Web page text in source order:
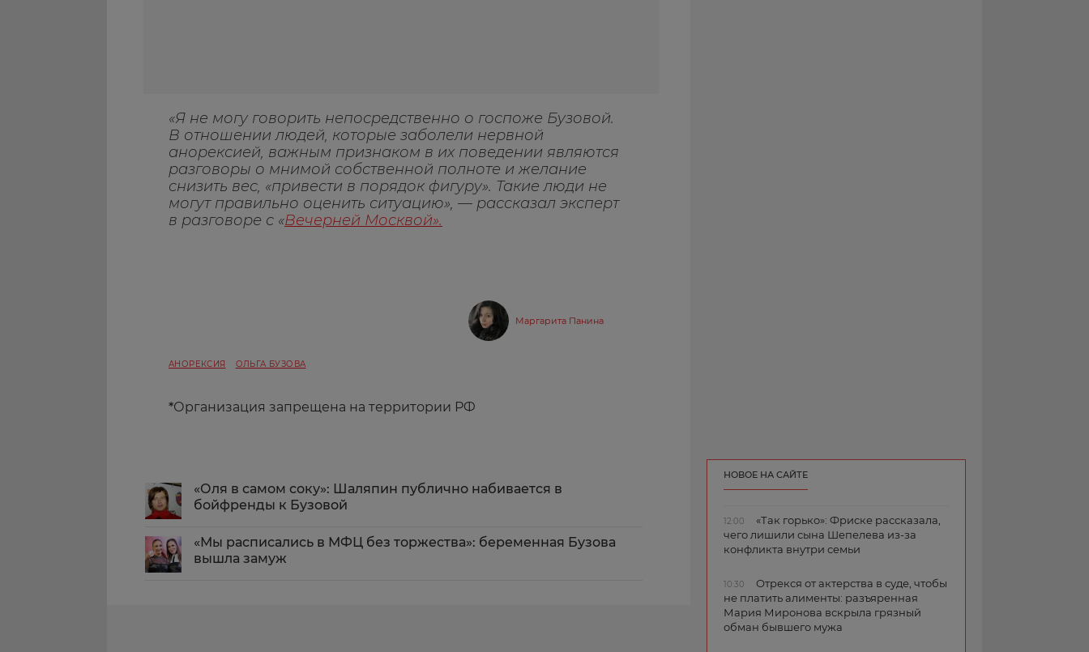
«Я не могу говорить непосредственно о госпоже Бузовой.
В отношении людей, которые заболели нервной
анорексией, важным признаком в их поведении являются
разговоры о мнимой собственной полноте и желание
снизить вес, «привести в порядок фигуру». Такие люди не
могут правильно оценить ситуацию», — рассказал эксперт
в разговоре с «Вечерней Москвой».
Маргарита Панина
АНОРЕКСИЯ ОЛЬГА БУЗОВА
*Организация запрещена на территории РФ
«Оля в самом соку»: Шаляпин публично набивается в
бойфренды к Бузовой
«Мы расписались в МФЦ без торжества»: беременная Бузова
вышла замуж
НОВОЕ НА САЙТЕ
12:00
«Так горько»: Фриске рассказала,
чего лишили сына Шепелева из-за
конфликта внутри семьи
10:30
Отрекся от актерства в суде, чтобы
не платить алименты: разъяренная
Мария Миронова вскрыла грязный
обман бывшего мужа